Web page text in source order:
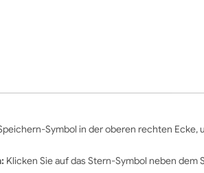
Symbol in der oberen rechten Ecke,
Klicken Sie auf das Stern-Symbol neben